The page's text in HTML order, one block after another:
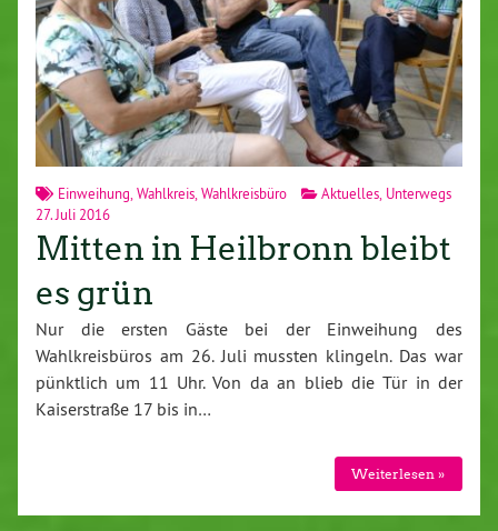
Einweihung Wahlkreis, Wahlkreisbüro Aktuelles Unterwegs
27. Juli 2016
Mitten in Heilbronn bleibt
es grün
Nur die ersten Gäste bei der Einweihung des
Wahlkreisbüros am 26. Juli mussten klingeln. Das war
pünktlich um 11 Uhr. Von da an blieb die Tür in der
Kaiserstraße 17 bis in…
Weiterlesen »